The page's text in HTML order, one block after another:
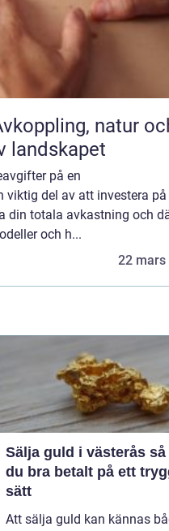
natur
landskapet
på en
del av att investera på
din totala avkastning och
och h...
22 mars
Sälja guld i västerås så får
du bra betalt på ett
sätt
Att sälja guld kan kännas